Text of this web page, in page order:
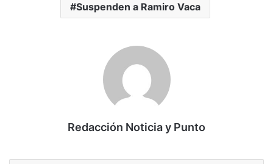
Suspenden a Ramiro Vaca
Redacción Noticia y Punto